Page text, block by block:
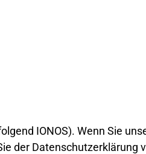
IONOS). Wenn Sie
der Datenschutzerklärung